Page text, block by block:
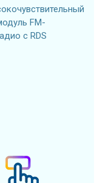
FM-
с RDS